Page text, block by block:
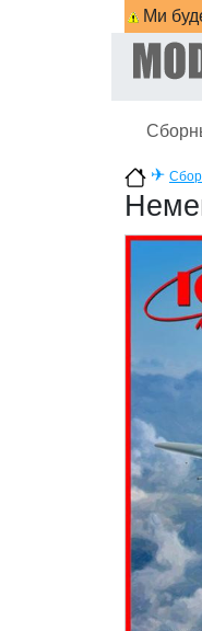
Ми
✈